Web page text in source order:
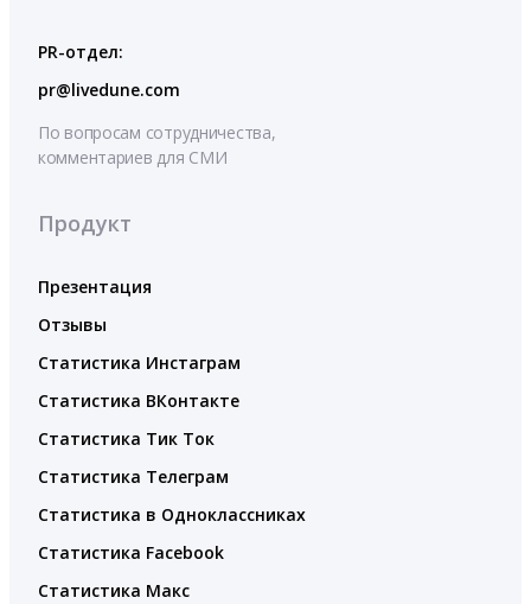
PR-отдел:
pr@livedune.com
По вопросам сотрудничества,
комментариев для СМИ
Продукт
Презентация
Отзывы
Статистика Инстаграм
Статистика ВКонтакте
Статистика Тик Ток
Статистика Телеграм
Статистика в Одноклассниках
Статистика Facebook
Статистика Макс